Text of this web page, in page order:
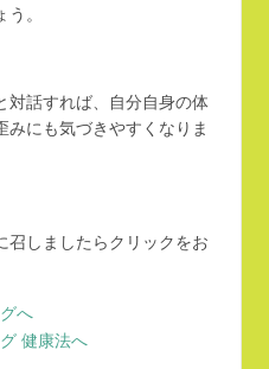
。
対話すれば、自分自身の体
にも気づきやすくなりま
召しましたらクリックをお